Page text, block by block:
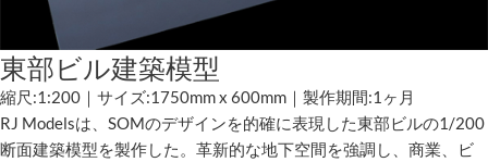
東部ビル建築模型
縮尺:1:200｜サイズ:1750mm x 600mm｜製作期間:1ヶ月
RJ Modelsは、SOMのデザインを的確に表現した東部ビルの1/200
断面建築模型を製作した。革新的な地下空間を強調し、商業、ビ